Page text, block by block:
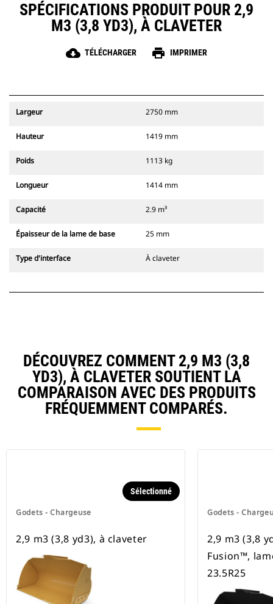
SPÉCIFICATIONS PRODUIT POUR 2,9
M3 (3,8 YD3), À CLAVETER
cloud_download TÉLÉCHARGER print IMPRIMER
Largeur 2750 mm
Hauteur 1419 mm
Poids 1113 kg
Longueur 1414 mm
Capacité 2.9 m³
Épaisseur de la lame de base 25 mm
Type d'interface À claveter
DÉCOUVREZ COMMENT 2,9 M3 (3,8
YD3), À CLAVETER SOUTIENT LA
COMPARAISON AVEC DES PRODUITS
FRÉQUEMMENT COMPARÉS.
Godets - Chargeuse
Sélectionné
2,9 m3 (3,8 yd3), à claveter
Godets -
2,9 m3 (3,8
Fusion™,
23.5R25